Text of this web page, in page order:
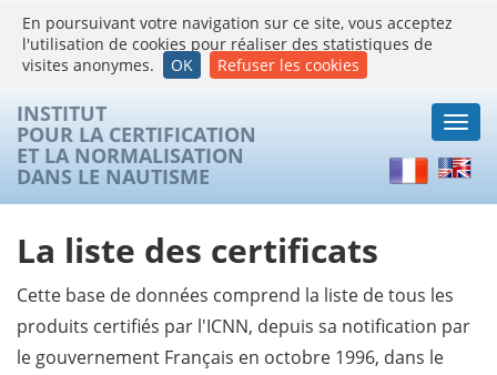
En poursuivant votre navigation sur ce site, vous acceptez
l'utilisation de cookies pour réaliser des statistiques de
visites anonymes.
OK Refuser les cookies
INSTITUT
POUR LA CERTIFICATION
ET LA NORMALISATION
DANS LE NAUTISME FrançaisEnglish
La liste des certificats
Cette base de données comprend la liste de tous les
produits certifiés par l'ICNN, depuis sa notification par
le gouvernement Français en octobre 1996, dans le